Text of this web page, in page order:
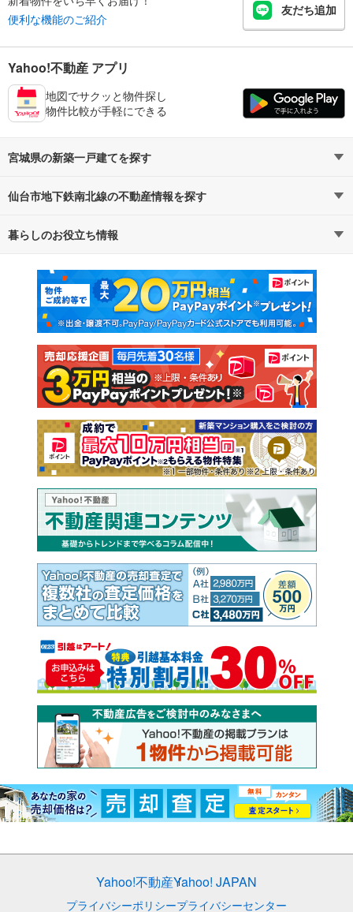
便利な機能のご紹介
友だち追加
Yahoo!不動産 アプリ
地図でサクッと物件探し
物件比較が手軽にできる
宮城県の新築一戸建てを探す
路線・駅から探す 地域から探す
通勤・通学時間から探す
仙台市地下鉄南北線の不動産情報を探す
不動産・住宅
新築マンション 中古マンション
新築一戸建て 中古一戸建て
注文住宅 土地
売却査定
暮らしのお役立ち情報
マンションカタログ 教えて！住まいの先生
Yahoo!不動産Yahoo! JAPAN
プライバシーポリシープライバシーセンター